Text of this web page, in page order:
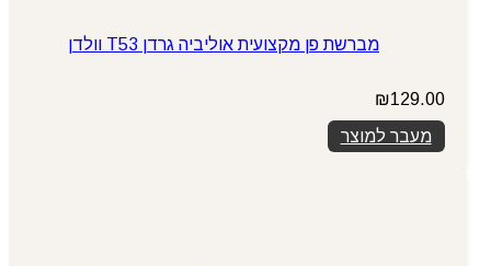
מברשת פן מקצועית אוליביה גרדן T53 וולדן
₪129.00
מעבר למוצר